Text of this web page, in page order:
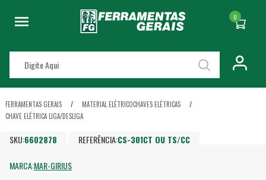
0
FERRAMENTAS GERAIS MATERIAL ELÉTRICOCHAVES ELÉTRICAS
CHAVE ELÉTRICA LIGA/DESLIGA
SKU:6602878 REFERÊNCIA:CS-301CT OU TS/CC
MARCA:MAR-GIRIUS